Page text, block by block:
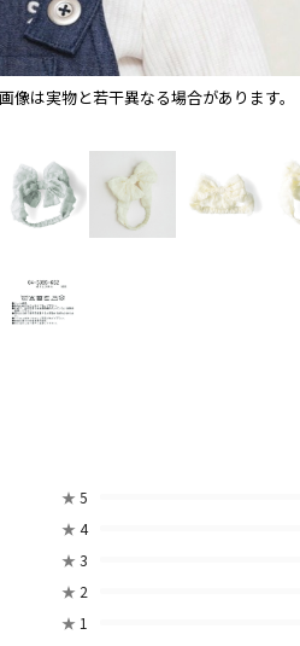
は実物と若干異なる場合があります。
★ 5
★ 4
★ 3
★ 2
★ 1